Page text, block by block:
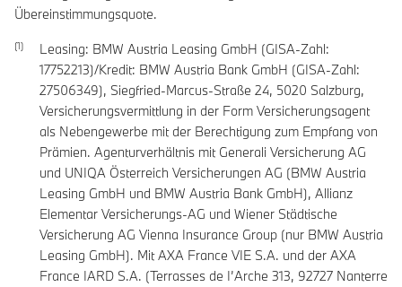
Übereinstimmungsquote.
Leasing: BMW Austria Leasing GmbH (GISA-Zahl:
17752213)/Kredit: BMW Austria Bank GmbH (GISA-Zahl:
27506349), Siegfried-Marcus-Straße 24, 5020 Salzburg,
Versicherungsvermittlung in der Form Versicherungsagent
als Nebengewerbe mit der Berechtigung zum Empfang von
Prämien. Agenturverhältnis mit Generali Versicherung AG
und UNIQA Österreich Versicherungen AG (BMW Austria
Leasing GmbH und BMW Austria Bank GmbH), Allianz
Elementar Versicherungs-AG und Wiener Städtische
Versicherung AG Vienna Insurance Group (nur BMW Austria
Leasing GmbH). Mit AXA France VIE S.A. und der AXA
France IARD S.A. (Terrasses de I’Arche 313, 92727 Nanterre